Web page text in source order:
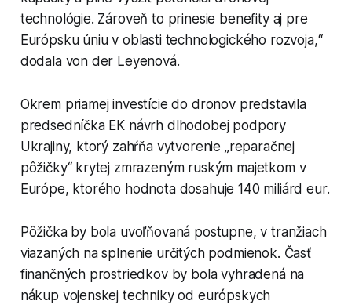
technológie. Zároveň to prinesie benefity aj pre
Európsku úniu v oblasti technologického rozvoja,“
dodala von der Leyenová.
Okrem priamej investície do dronov predstavila
predsedníčka EK návrh dlhodobej podpory
Ukrajiny, ktorý zahŕňa vytvorenie „reparačnej
pôžičky“ krytej zmrazeným ruským majetkom v
Európe, ktorého hodnota dosahuje 140 miliárd eur.
Pôžička by bola uvoľňovaná postupne, v tranžiach
viazaných na splnenie určitých podmienok. Časť
finančných prostriedkov by bola vyhradená na
nákup vojenskej techniky od európskych